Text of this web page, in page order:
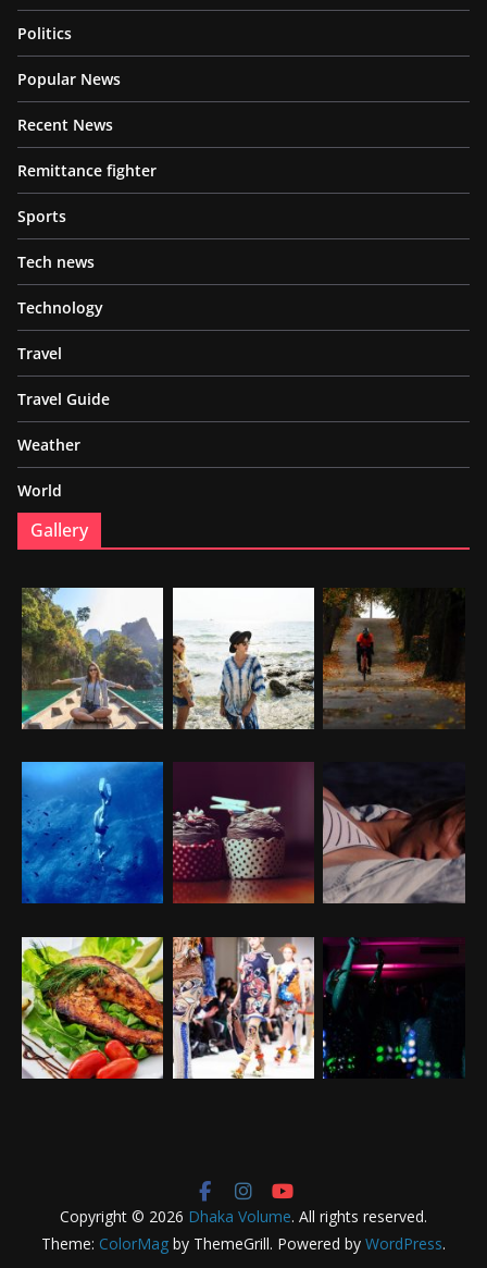
Politics
Popular News
Recent News
Remittance fighter
Sports
Tech news
Technology
Travel
Travel Guide
Weather
World
Gallery
Copyright © 2026 Dhaka Volume. All rights reserved.
Theme: ColorMag by ThemeGrill. Powered by WordPress.